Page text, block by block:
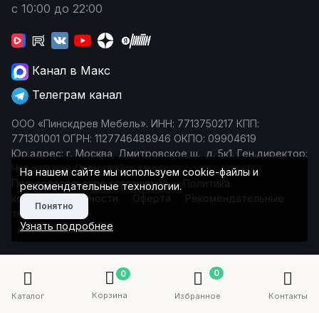
с 10:00 до 22:00
Канал в Макс
Телеграм канал
ООО «Пинскдрев Мебель». ИНН: 7713750217 КПП:
771301001 ОГРН: 1127746488946 ОКПО: 09904619
Юр.адрес: г. Москва, Дмитровское ш., д. 5к1. Ген.директор:
Чеповецкий Леонид Юрьевич
Пользовательское соглашение
Политика
конфиденциальности
Оферта
Рекомендательные
технологии
Каталог
0
Корзина
0
Избранное Контакты
На нашем сайте мы используем cookie-файлы и
рекомендательные технологии.
Понятно
Узнать подробнее